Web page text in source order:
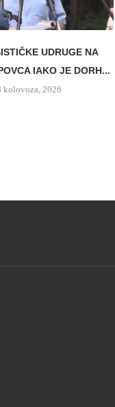
UDRUGE NA
IAKO JE DORH...
kolovoza, 2026